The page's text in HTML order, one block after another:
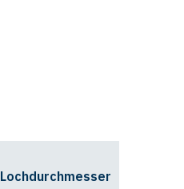
Lochdurchmesser